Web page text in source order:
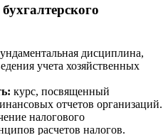
дисциплина,
учета хозяйственных
курс, посвященный
отчетов организаций.
налогового
расчетов налогов.